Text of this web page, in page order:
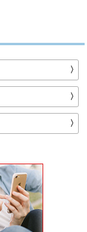
〉
〉
〉